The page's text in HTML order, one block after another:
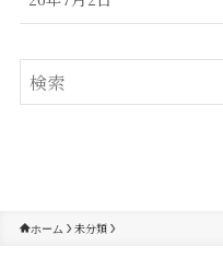
ホーム 未分類